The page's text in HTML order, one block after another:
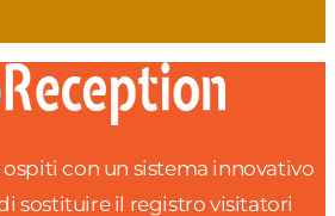
con un sistema innovativo
sostituire il registro visitatori